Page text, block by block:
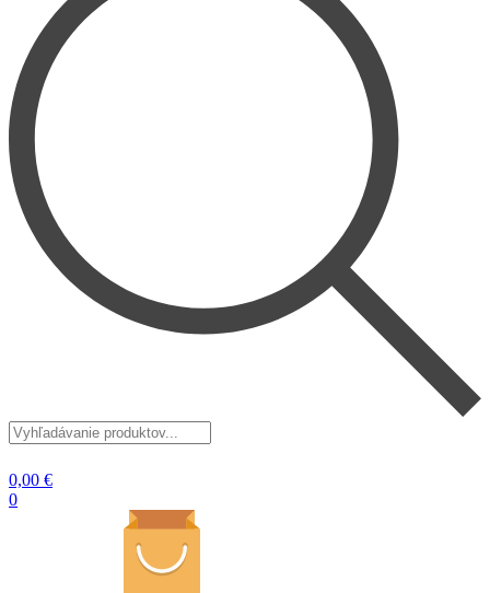
Vyhľadávanie
produktov...
0,00 €
0